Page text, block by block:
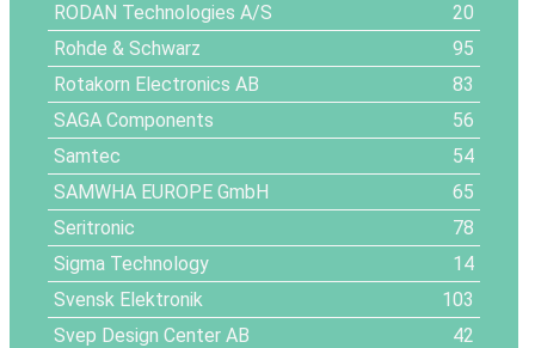
RODAN Technologies A/S
20
Rohde & Schwarz
95
Rotakorn Electronics AB
83
SAGA Components
56
Samtec
54
SAMWHA EUROPE GmbH
65
Seritronic
78
Sigma Technology
14
Svensk Elektronik
103
Svep Design Center AB
42